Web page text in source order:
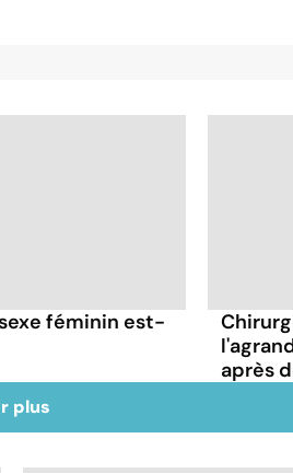
féminin est-
après
plus